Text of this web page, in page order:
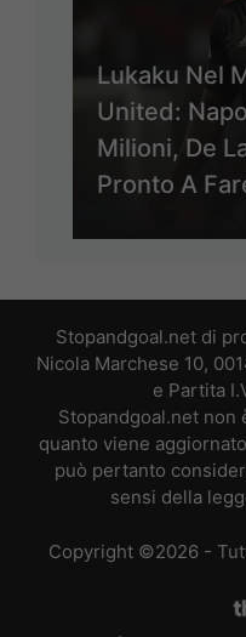
Lukaku Nel
United:
Milioni, De
Pronto A
Stopandgoal.net di
Nicola Marchese 10,
e Partita
Stopandgoal.net non
quanto viene
può pertanto
sensi della
Copyright ©2026 -